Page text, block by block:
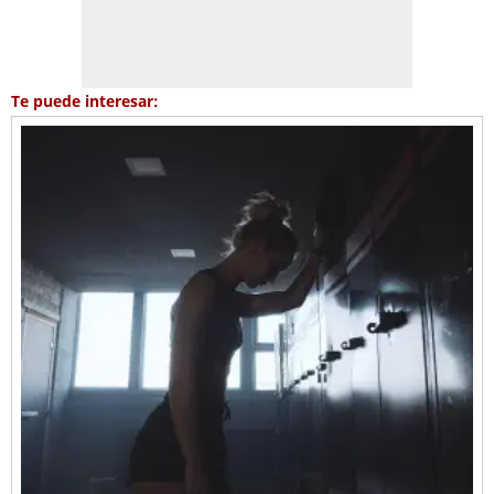
Te puede interesar: